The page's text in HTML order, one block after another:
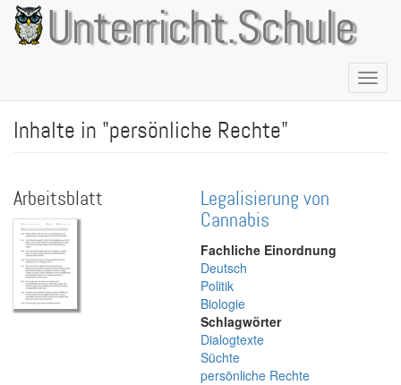
Direkt
zum
Inhalt
Unterricht.Schule
Inhalte in "persönliche Rechte"
Arbeitsblatt
Legalisierung von
Cannabis
Fachliche Einordnung
Deutsch
Politik
Biologie
Schlagwörter
Dialogtexte
Süchte
persönliche Rechte